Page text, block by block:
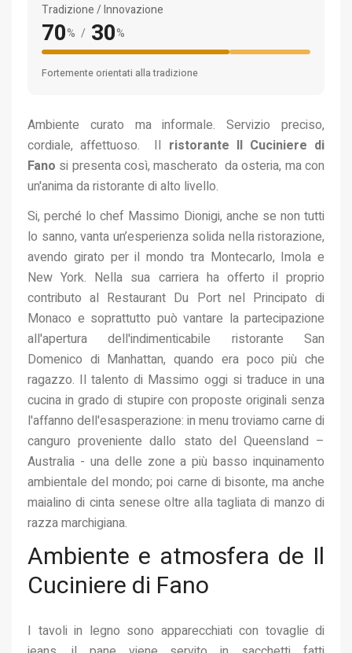
Tradizione / Innovazione
70% / 30%
Fortemente orientati alla tradizione
Ambiente curato ma informale. Servizio preciso,
cordiale, affettuoso. Il ristorante Il Cuciniere di
Fano si presenta così, mascherato da osteria, ma con
un'anima da ristorante di alto livello.
Si, perché lo chef Massimo Dionigi, anche se non tutti
lo sanno, vanta un’esperienza solida nella ristorazione,
avendo girato per il mondo tra Montecarlo, Imola e
New York. Nella sua carriera ha offerto il proprio
contributo al Restaurant Du Port nel Principato di
Monaco e soprattutto può vantare la partecipazione
all'apertura dell'indimenticabile ristorante San
Domenico di Manhattan, quando era poco più che
ragazzo. Il talento di Massimo oggi si traduce in una
cucina in grado di stupire con proposte originali senza
l'affanno dell'esasperazione: in menu troviamo carne di
canguro proveniente dallo stato del Queensland –
Australia - una delle zone a più basso inquinamento
ambientale del mondo; poi carne di bisonte, ma anche
maialino di cinta senese oltre alla tagliata di manzo di
razza marchigiana.
Ambiente e atmosfera de Il
Cuciniere di Fano
I tavoli in legno sono apparecchiati con tovaglie di